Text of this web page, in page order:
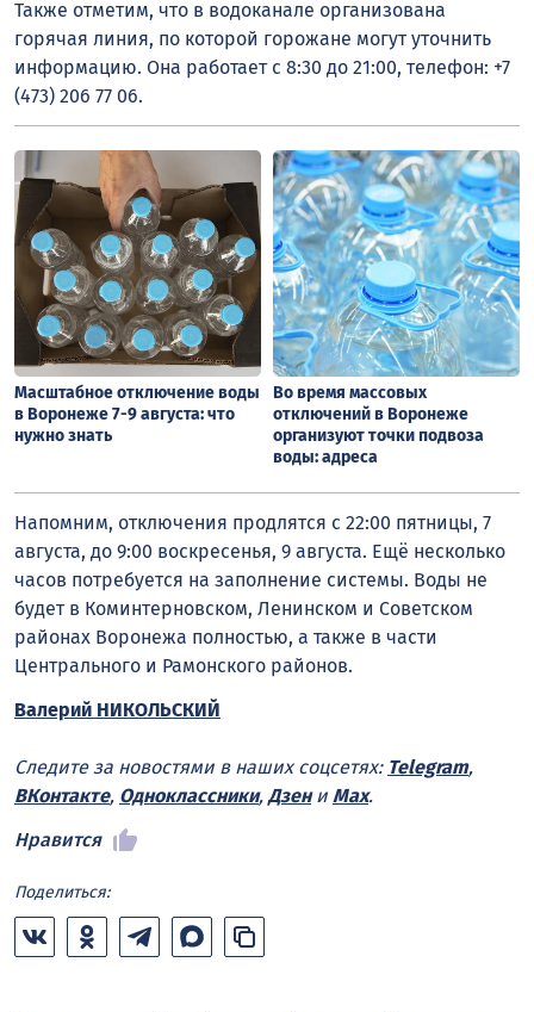
Также отметим, что в водоканале организована
горячая линия, по которой горожане могут уточнить
информацию. Она работает с 8:30 до 21:00, телефон: +7
(473) 206 77 06.
Масштабное отключение воды
в Воронеже 7-9 августа: что
нужно знать
Во время массовых
отключений в Воронеже
организуют точки подвоза
воды: адреса
Напомним, отключения продлятся с 22:00 пятницы, 7
августа, до 9:00 воскресенья, 9 августа. Ещё несколько
часов потребуется на заполнение системы. Воды не
будет в Коминтерновском, Ленинском и Советском
районах Воронежа полностью, а также в части
Центрального и Рамонского районов.
Валерий НИКОЛЬСКИЙ
Следите за новостями в наших соцсетях: Telegram,
ВКонтакте, Одноклассники, Дзени Max.
Нравится
Поделиться: